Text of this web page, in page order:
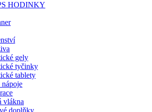
HODINKY
gely
tyčinky
tablety
vlákna
doplňky